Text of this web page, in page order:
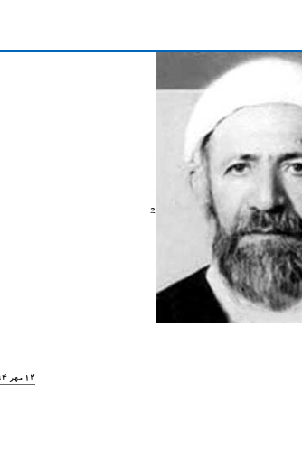
2
12 مهر 1394, 16:26